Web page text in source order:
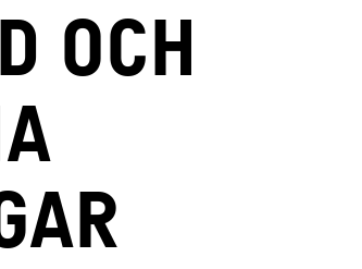
OCH